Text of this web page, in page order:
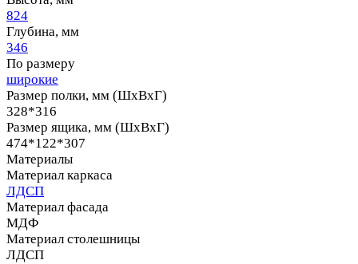
824
Глубина, мм
346
По размеру
широкие
Размер полки, мм (ШхВхГ)
328*316
Размер ящика, мм (ШхВхГ)
474*122*307
Материалы
Материал каркаса
ЛДСП
Материал фасада
МДФ
Материал столешницы
ЛДСП